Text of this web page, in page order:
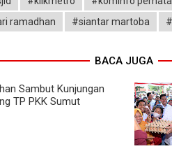
ramadhan #siantar martoba
BACA JUGA
Sambut Kunjungan
TP PKK Sumut